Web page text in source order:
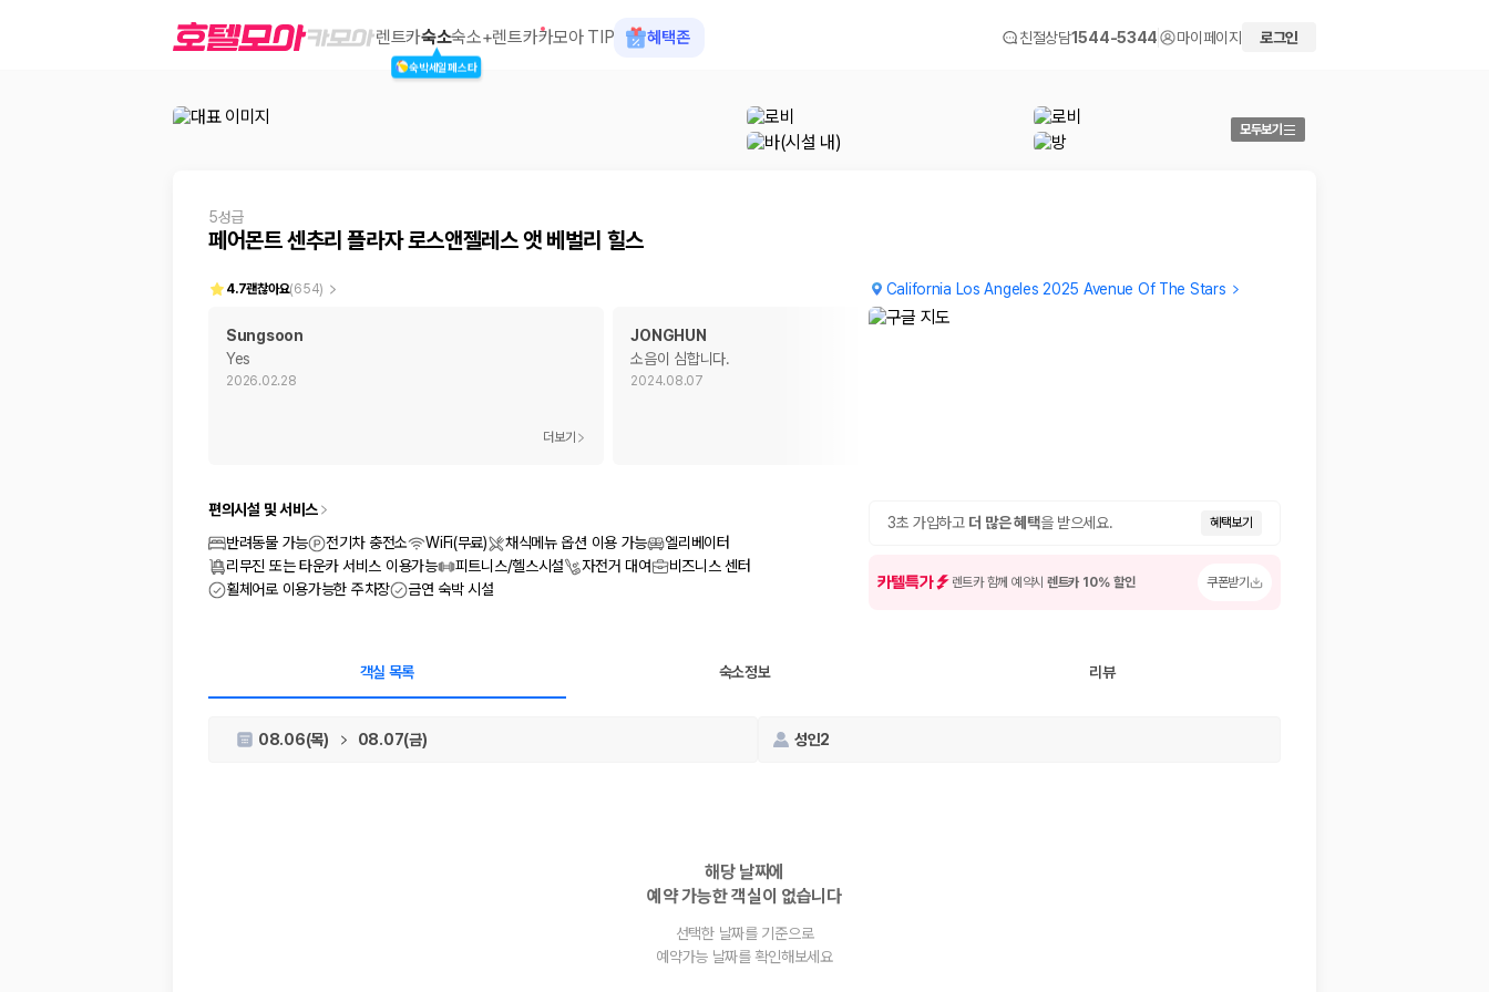
페어몬트 센추리 플라자 로스앤젤레스 앳 베벌리 힐스
제주렌트카 가격비교는 카모아에서 한 번에
경차, 소형, 준중형, 중형, SUV, 승합차 등 여행 인원에 맞는 차종별 가격을 비교합니다.
일반자차, 완전자차, 슈퍼자차의 면책금과 보상 한도를 비교합니다.
제주공항 인수 조건 비교:셔틀 이동, 인수 위치, 반납 편의성을 함께 확인합니다.
비교 후 원하는 차량을 바로 예약할 수 있습니다.
제주렌트카 실시간 가격비교 바로가기
1. 단순 최저가가 아니라 실제 결제 조건을 비교하세요
제주렌트카 최저가는 차량 기본요금만으로 판단하기 어렵습니다. 보험 포함 여부, 면책금, 보상 한도, 옵션 비용, 취소 수수료를 함께 확인해야 실제로 저렴한 차량을 고를 수 있습니다.
렌트카숙소
숙박세일페스타
숙소+렌트카카모아 TIP 혜택존 친절상담1544-5344 마이페이지 로그인
모두보기
5성급
페어몬트 센추리 플라자 로스앤젤레스 앳 베벌리 힐스
California Los Angeles 2025 Avenue Of The Stars
4.7괜찮아요(654)
Sungsoon
Yes
2026.02.28
더보기
JONGHUN
소음이 심합니다.
2024.08.07
3초 가입하고 더 많은 혜택을 받으세요. 혜택보기
카텔특가 렌트카 함께 예약시 렌트카 10% 할인 쿠폰받기
편의시설 및 서비스
반려동물 가능
전기차 충전소 WiFi(무료) 채식메뉴 옵션 이용 가능
엘리베이터
리무진 또는 타운카 서비스 이용가능
피트니스/헬스시설 자전거 대여
비즈니스 센터
휠체어로 이용가능한 주차장
금연 숙박 시설
객실 목록 숙소정보 리뷰
08.06(목) 08.07(금) 성인2
해당 날짜에
예약 가능한 객실이 없습니다
선택한 날짜를 기준으로
예약가능 날짜를 확인해보세요